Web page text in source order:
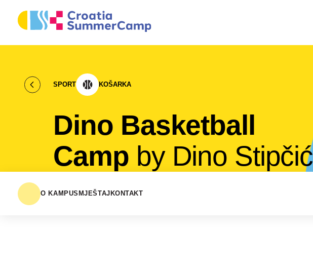
SPORT KOŠARKA
Dino Basketball
Camp by Dino Stipčić
O KAMPUSMJEŠTAJ KONTAKT